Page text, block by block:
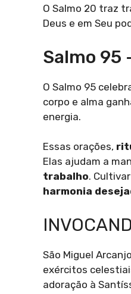
O Salmo 20 traz
Deus e em Seu
Salmo 95
O Salmo 95
corpo e alma
energia.
Essas orações,
Elas ajudam a
trabalho. Cultivar
harmonia
São Miguel
exércitos
adoração à